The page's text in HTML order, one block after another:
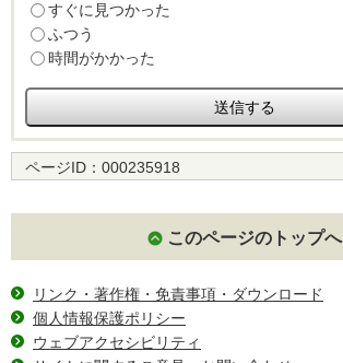
すぐに見つかった
ふつう
時間がかかった
ページID： 000235918
このページのトップへ
リンク・著作権・免責事項・ダウンロード
個人情報保護ポリシー
ウェブアクセシビリティ